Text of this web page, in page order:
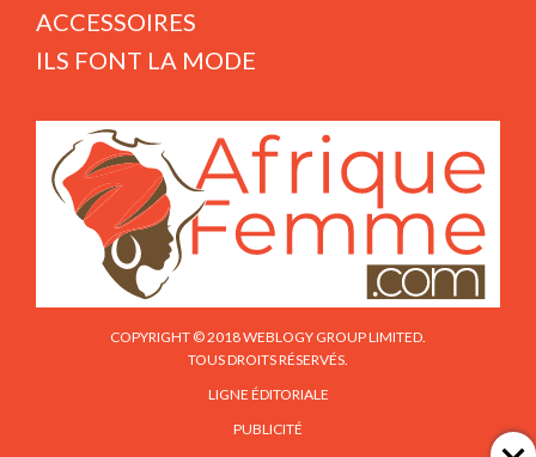
ACCESSOIRES
ILS FONT LA MODE
COPYRIGHT © 2018 WEBLOGY GROUP LIMITED.
TOUS DROITS RÉSERVÉS.
LIGNE ÉDITORIALE
PUBLICITÉ